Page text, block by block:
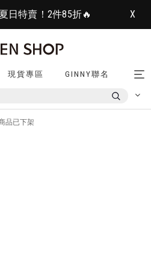
日特賣！2件85折🔥 X
現貨專區 GINNY聯名
品已下架